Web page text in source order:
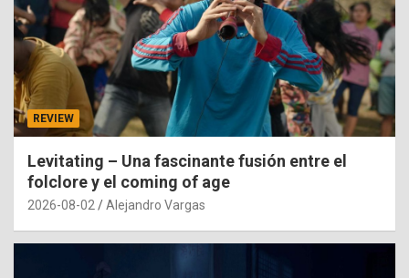
REVIEW
Levitating – Una fascinante fusión entre el
folclore y el coming of age
2026-08-02 Alejandro Vargas